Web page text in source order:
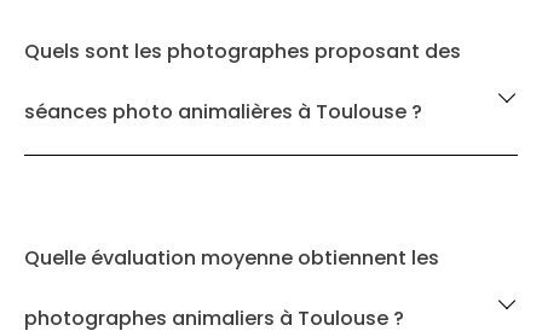
Quels sont les photographes proposant des
séances photo animalières à Toulouse ?
Quelle évaluation moyenne obtiennent les
photographes animaliers à Toulouse ?